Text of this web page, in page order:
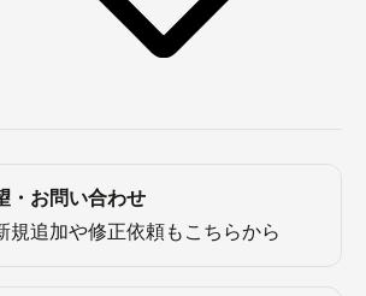
・お問い合わせ
規追加や修正依頼もこちらから